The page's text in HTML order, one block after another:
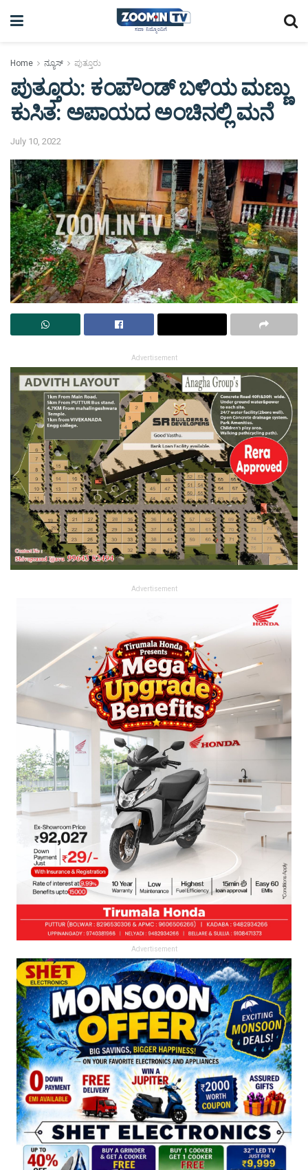
Home ನ್ಯೂಸ್ ಪುತ್ತೂರು
ಪುತ್ತೂರು: ಕಂಪೌಂಡ್ ಬಳಿಯ ಮಣ್ಣು
ಕುಸಿತ: ಅಪಾಯದ ಅಂಚಿನಲ್ಲಿ ಮನೆ
July 10, 2022
Advertisement
Advertisement
Advertisement